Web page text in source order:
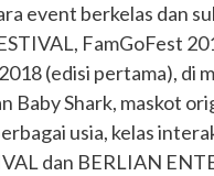
event berkelas dan
FamGoFest
(edisi pertama), di
Baby Shark, maskot
usia, kelas
dan BERLIAN